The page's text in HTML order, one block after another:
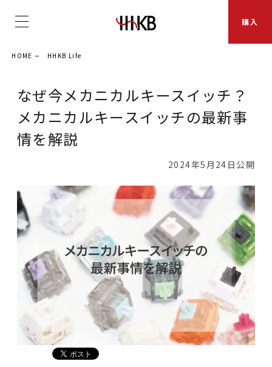
購入
HOME HHKB Life
なぜ今メカニカルキースイッチ？
メカニカルキースイッチの最新事
情を解説
2024年5月24日公開